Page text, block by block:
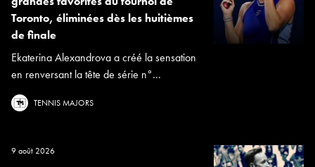
Toronto, éliminées dès les huitièmes
de finale
Ekaterina Alexandrova a créé la sensation
en renversant la tête de série n°...
TENNIS MAJORS
9 août 2026